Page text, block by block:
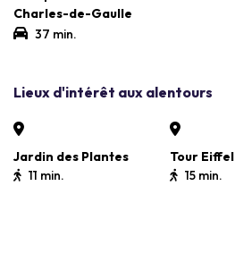
Charles-de-Gaulle
37 min.
Lieux d'intérêt aux alentours
Jardin des Plantes
11 min.
Tour Eiffel
15 min.